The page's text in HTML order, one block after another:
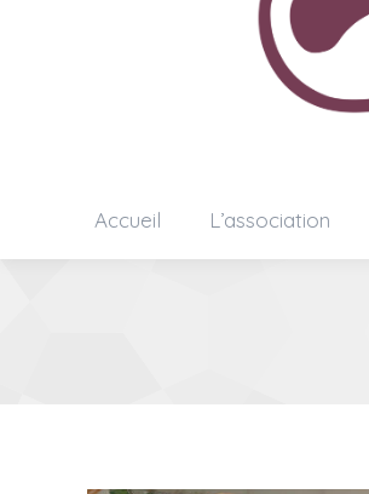
Accueil L’association